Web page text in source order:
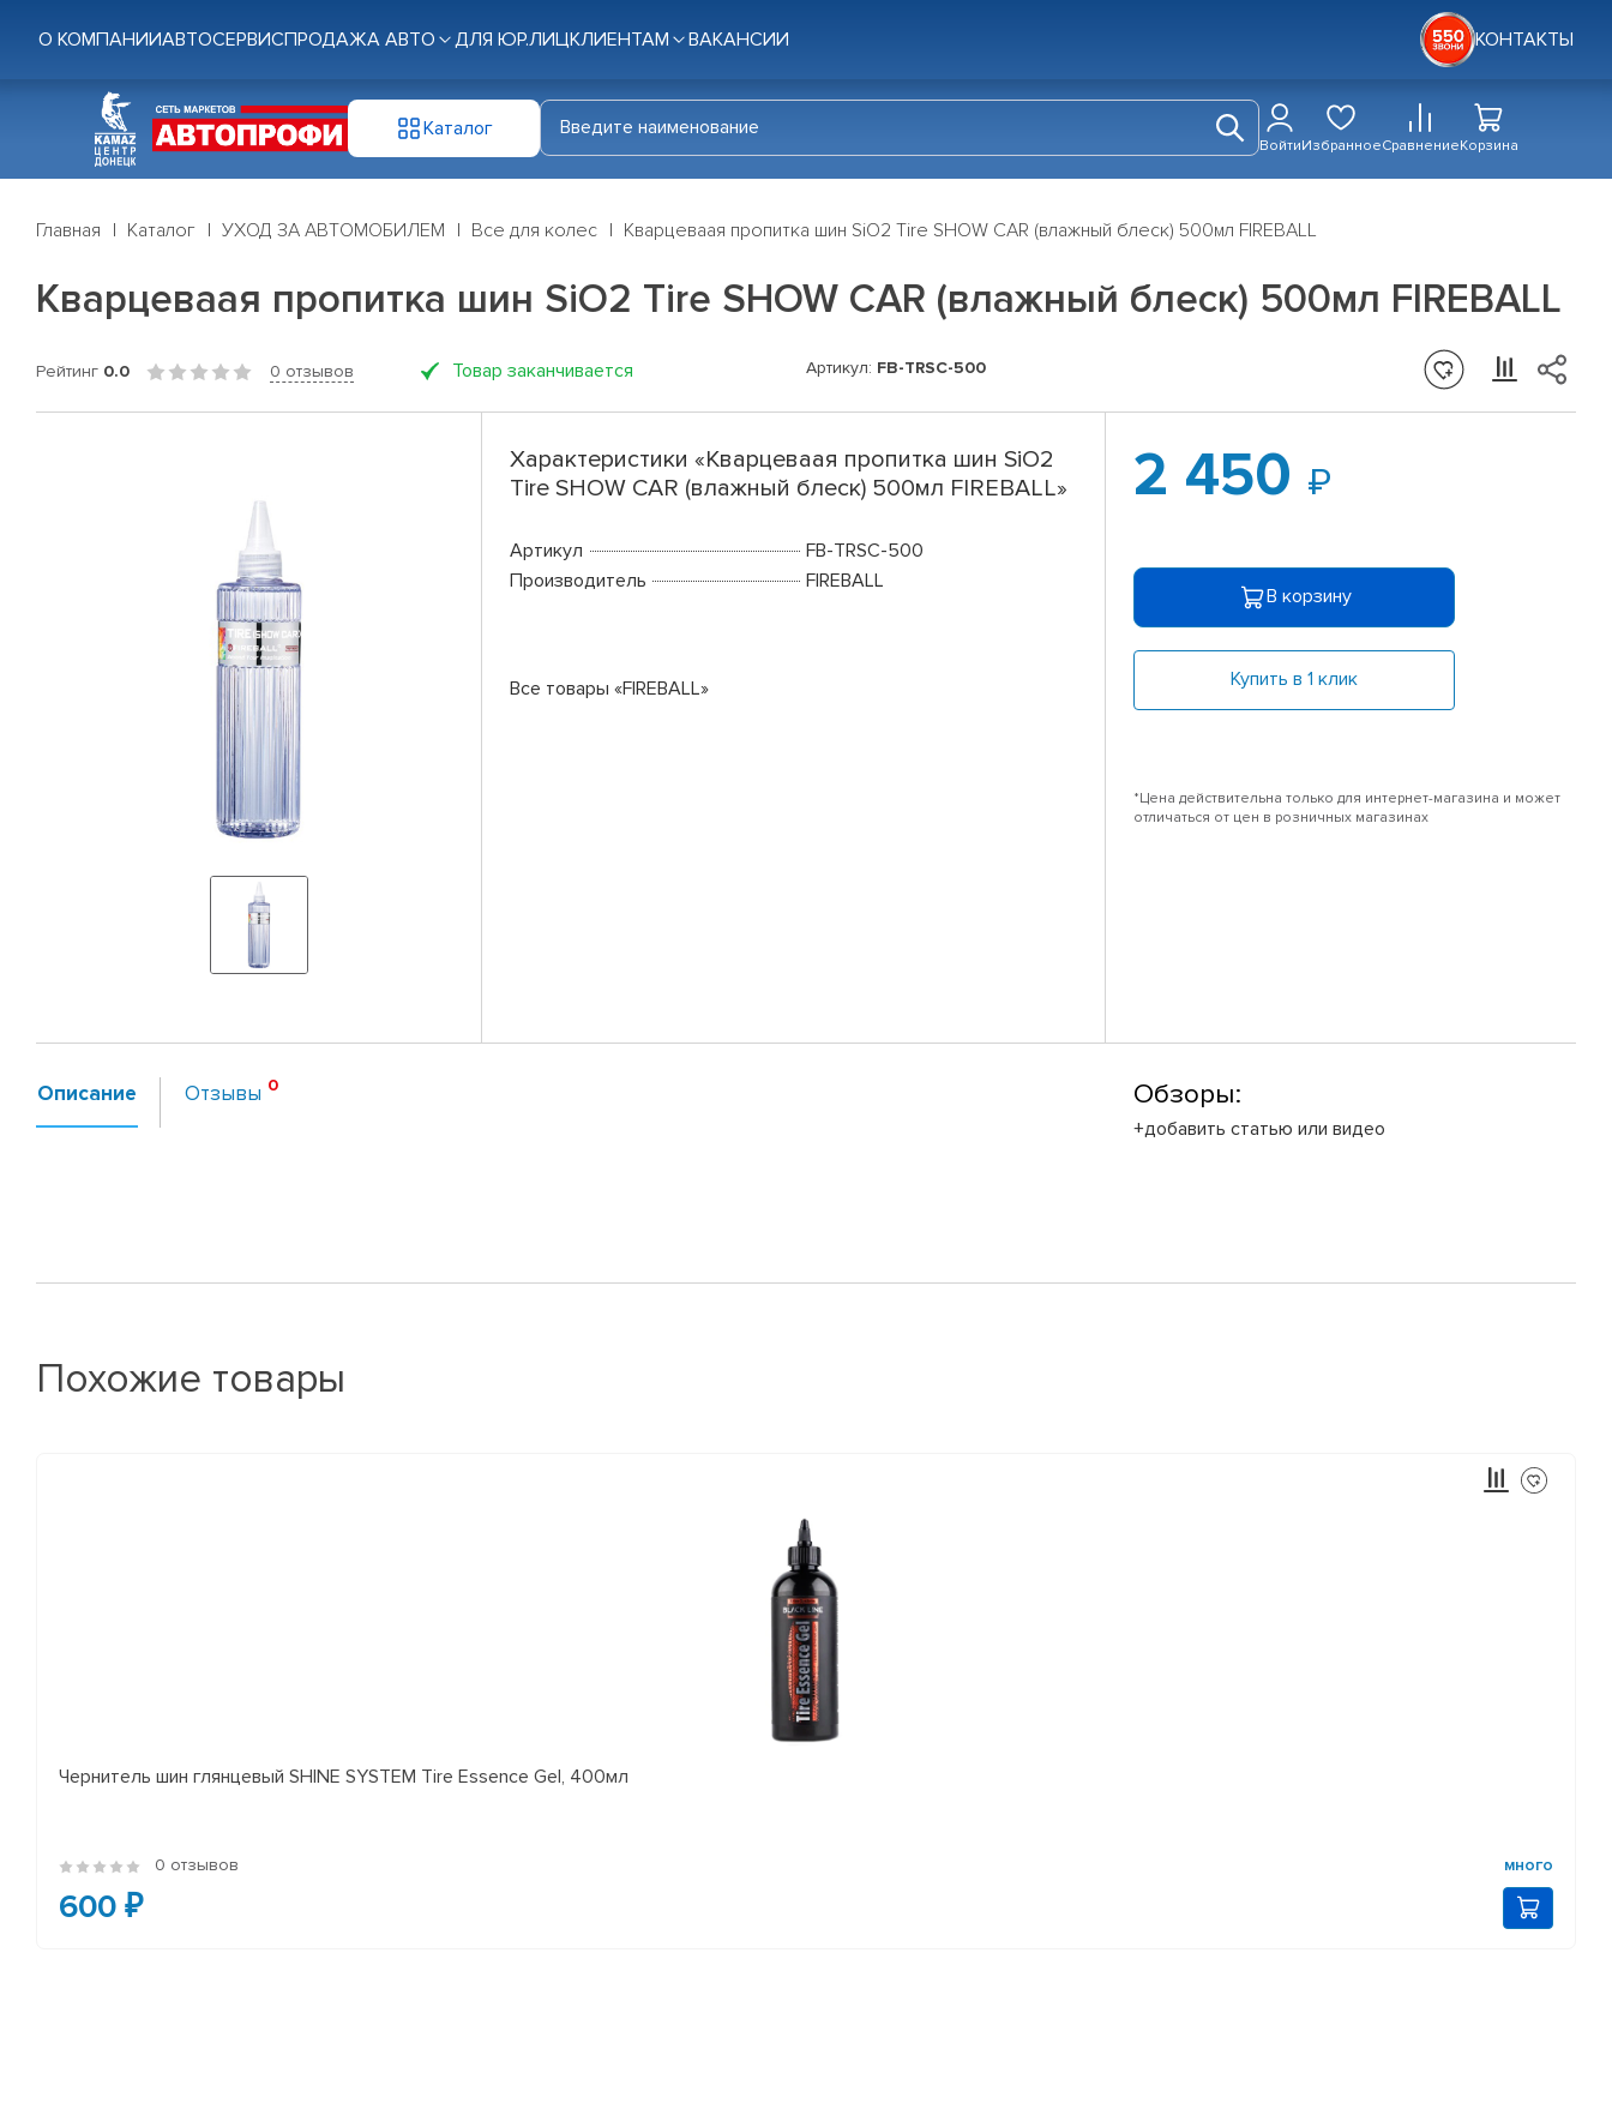
О КОМПАНИИАВТОСЕРВИСПРОДАЖА АВТО ДЛЯ ЮР.ЛИЦКЛИЕНТАМ ВАКАНСИИ КОНТАКТЫ
Каталог
ВойтиИзбранноеСравнениеКорзина
Главная Каталог УХОД ЗА АВТОМОБИЛЕМ Все для колес Кварцеваая пропитка шин SiO2 Tire SHOW CAR (влажный блеск) 500мл FIREBALL
Кварцеваая пропитка шин SiO2 Tire SHOW CAR (влажный блеск) 500мл FIREBALL
Рейтинг 0.0 0 отзывов Товар заканчивается Артикул: FB-TRSС-500
Характеристики «Кварцеваая пропитка шин SiO2
Tire SHOW CAR (влажный блеск) 500мл FIREBALL»
Артикул
FB-TRSС-500
Производитель
FIREBALL
Все товары «FIREBALL»
2 450
В корзину
Купить в 1 клик
*Цена действительна только для интернет-магазина и может
отличаться от цен в розничных магазинах
Описание Отзывы Обзоры:
+добавить статью или видео
Похожие товары
Чернитель шин глянцевый SHINE SYSTEM Tire Essence Gel, 400мл
0 отзывов много
600 ₽